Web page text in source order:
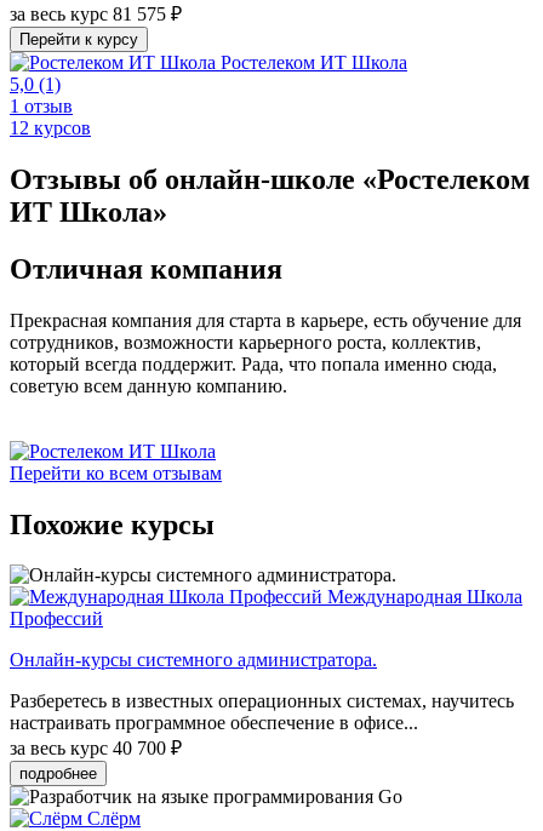
за весь курс 81 575 ₽
Перейти к курсу
Ростелеком ИТ Школа
5,0 (1)
1 отзыв
12 курсов
Отзывы об онлайн-школе «Ростелеком
ИТ Школа»
Отличная компания
Прекрасная компания для старта в карьере, есть обучение для
сотрудников, возможности карьерного роста, коллектив,
который всегда поддержит. Рада, что попала именно сюда,
советую всем данную компанию.
Перейти ко всем отзывам
Похожие курсы
Международная Школа
Профессий
Онлайн-курсы системного администратора.
Разберетесь в известных операционных системах, научитесь
настраивать программное обеспечение в офисе...
за весь курс 40 700 ₽
подробнее
Слёрм